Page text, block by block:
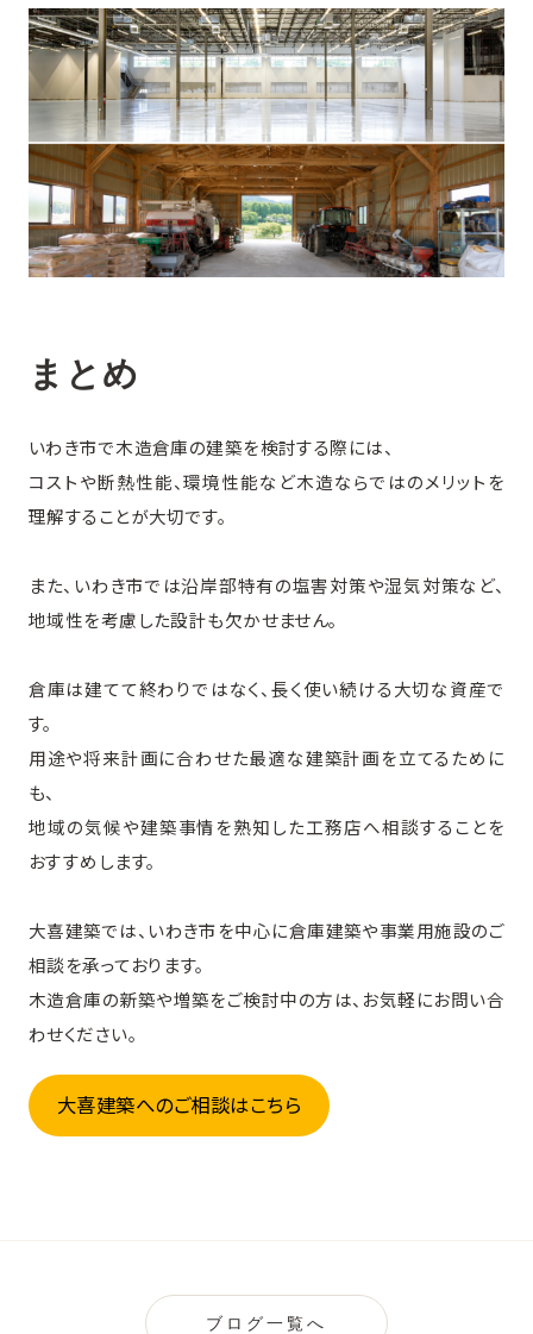
まとめ
いわき市で木造倉庫の建築を検討する際には、
コストや断熱性能、環境性能など木造ならではのメリットを
理解することが大切です。
また、いわき市では沿岸部特有の塩害対策や湿気対策など、
地域性を考慮した設計も欠かせません。
倉庫は建てて終わりではなく、長く使い続ける大切な資産で
す。
用途や将来計画に合わせた最適な建築計画を立てるために
も、
地域の気候や建築事情を熟知した工務店へ相談することを
おすすめします。
大喜建築では、いわき市を中心に倉庫建築や事業用施設のご
相談を承っております。
木造倉庫の新築や増築をご検討中の方は、お気軽にお問い合
わせください。
大喜建築へのご相談はこちら
ブログ一覧へ